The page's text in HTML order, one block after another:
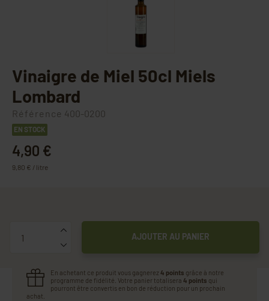
Vinaigre de Miel 50cl Miels
Lombard
Référence 400-0200
EN STOCK
4,90 €
9,80 € / litre
AJOUTER AU PANIER
En achetant ce produit vous gagnerez 4 points grâce à notre
programme de fidélité. Votre panier totalisera 4 points qui
pourront être convertis en bon de réduction pour un prochain
achat.